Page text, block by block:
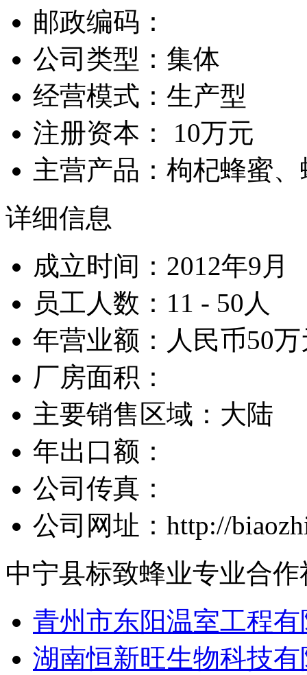
邮政编码：
公司类型：集体
经营模式：生产型
注册资本： 10万元
主营产品：枸杞蜂蜜
详细信息
成立时间：2012年9月
员工人数：11 - 50人
年营业额：人民币50
厂房面积：
主要销售区域：大陆
年出口额：
公司传真：
公司网址：http://
中宁县标致蜂业专业合
青州市东阳温室工程
湖南恒新旺生物科技